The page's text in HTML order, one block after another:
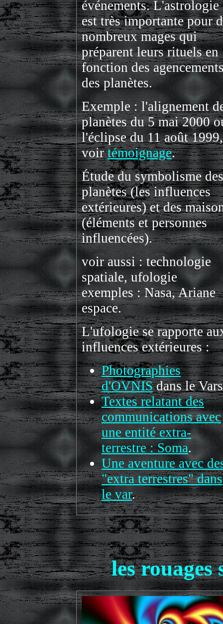
événements. L'astrologie
est très importante pour
nombreux mages qui
préparent leurs rituels en
fonction des
des planètes.
Exemple : l'alignement
planètes du 5 mai 2000
l'éclipse du 11 août 1999,
voirtémoignage.
Étude du symbolisme des
planètes (les influences
extérieures) et des
(éléments et personnes
influencées).
voir aussi : technologie
spatiale, ufologie
exemples : Nasa, Ariane
espace.
L'ufologie se rapporte
influences extérieures :
Photographies
d'OVNISdans le
Textes relatant des
communications avec
une entité extra-
terrestre : Soma.
Une aventure avec
"extra terrestres" dans
le var.
les rouages